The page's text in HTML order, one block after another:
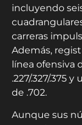
incluyendo
cuadrangulares
carreras
Además,
línea ofensiva
.227/.327/.375 y
de .702.
Aunque sus